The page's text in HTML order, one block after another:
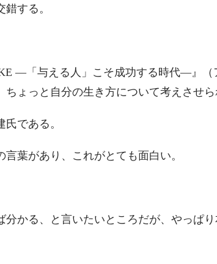
錯する。
—「与える人」こそ成功する時代—』
ちょっと自分の生き方について考えさせら
である。
言葉があり、これがとても面白い。
分かる、と言いたいところだが、やっぱ